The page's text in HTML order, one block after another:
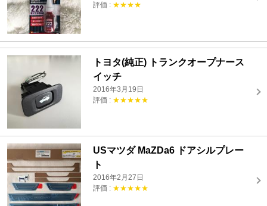
評価 : ★★★★
トヨタ(純正) トランクオープナース
イッチ
2016年3月19日
評価 : ★★★★★
USマツダ MaZDa6 ドアシルプレー
ト
2016年2月27日
評価 : ★★★★★